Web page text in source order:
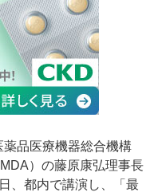
品医療機器総合機構
）の藤原康弘理事長
、都内で講演し、「最